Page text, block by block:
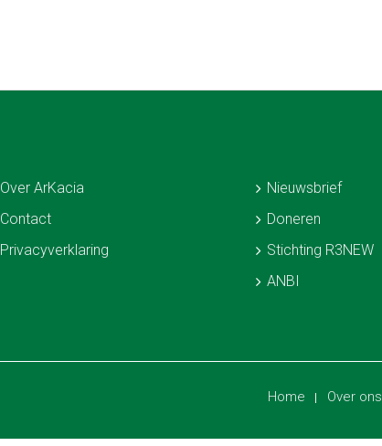
Over ArKacia
Contact
Privacyverklaring
Nieuwsbrief
Doneren
Stichting R3NEW
ANBI
Home Over ons